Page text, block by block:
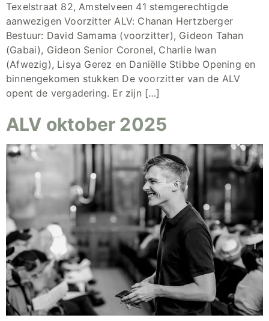
Texelstraat 82, Amstelveen 41 stemgerechtigde
aanwezigen Voorzitter ALV: Chanan Hertzberger
Bestuur: David Samama (voorzitter), Gideon Tahan
(Gabai), Gideon Senior Coronel, Charlie Iwan
(Afwezig), Lisya Gerez en Daniëlle Stibbe Opening en
binnengekomen stukken De voorzitter van de ALV
opent de vergadering. Er zijn […]
ALV oktober 2025